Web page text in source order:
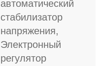
автоматический
стабилизатор
напряжения,
Электронный
регулятор